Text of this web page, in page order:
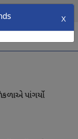
menu
X
પાંગર્યો